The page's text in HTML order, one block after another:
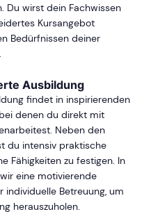
Du wirst dein Fachwissen
Kursangebot
Bedürfnissen deiner
Ausbildung
findet in inspirierenden
denen du direkt mit
Neben den
du intensiv praktische
Fähigkeiten zu festigen. In
eine motivierende
Betreuung, um
herauszuholen.